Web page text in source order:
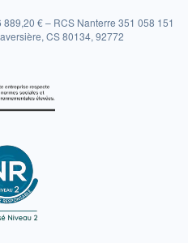
€ – RCS Nanterre 351 058 151
CS 80134, 92772